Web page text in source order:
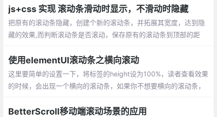
钮，用户点击一下，就可以回到顶部，对于
用户来说，是一个比较好的体验。
js+css 实现 滚动条滑动时显示，不滑动时隐藏
把原有的滚动条隐藏，创建个新的滚动条，并拓展其宽度，达到隐
藏的效果,而判断滚动条是否滚动，保存原有的滚动条到顶部的距
使用elementUI滚动条之横向滚动
这里要简单的设置一下，将标签的height设为100%，读者查看效果
的时候，会出现一个横向的滚动条，如果你不想要横向的滚动条，
BetterScroll移动端滚动场景的应用